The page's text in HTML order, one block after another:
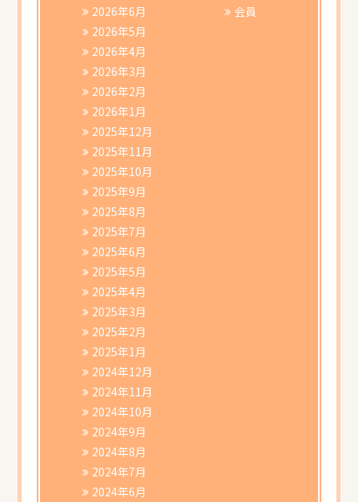
2026年6月
2026年5月
2026年4月
2026年3月
2026年2月
2026年1月
2025年12月
2025年11月
2025年10月
2025年9月
2025年8月
2025年7月
2025年6月
2025年5月
2025年4月
2025年3月
2025年2月
2025年1月
2024年12月
2024年11月
2024年10月
2024年9月
2024年8月
2024年7月
2024年6月
会員
研修会ご案内
書類ダウンロード